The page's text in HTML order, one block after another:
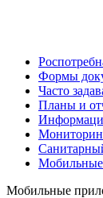
Формы
Часто
Планы и
Мобильные
Мобильные